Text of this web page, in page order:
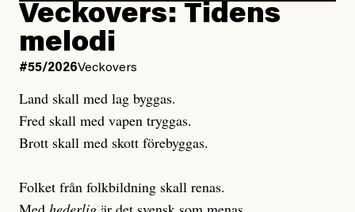
Publicerad6 August, 2026
Uppdaterad6 August, 2026
Publicerad3 August, 2026
Uppdaterad3 August, 2026
Veckovers: Tidens
melodi
#55/2026Veckovers
Land skall med lag byggas.
Fred skall med vapen tryggas.
Brott skall med skott förebyggas.
Folket från folkbildning skall renas.